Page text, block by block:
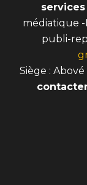
services
médiatique
publi-
Siège :